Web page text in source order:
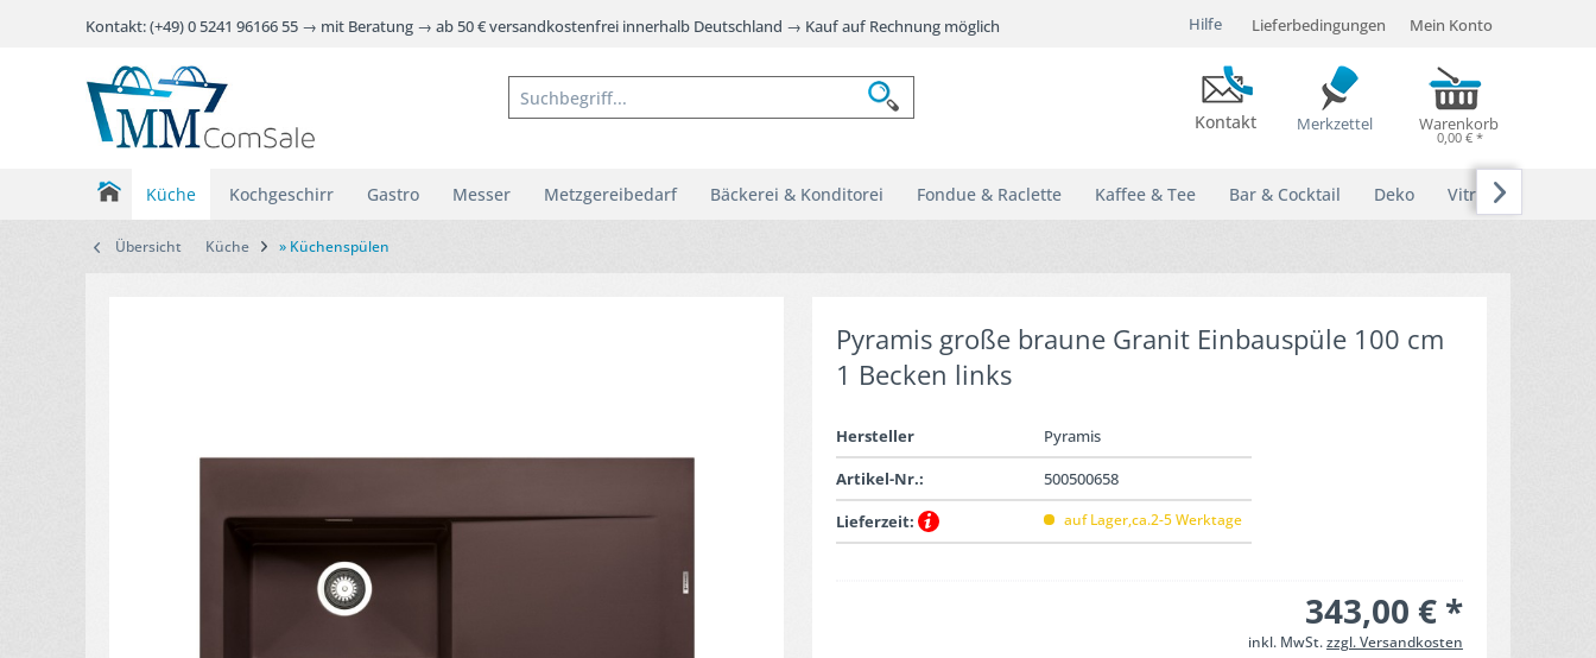
Hilfe Lieferbedingungen
Kontakt: (+49) 0 5241 96166 55 → mit Beratung → ab 50 € versandkostenfrei innerhalb Deutschland → Kauf auf Rechnung möglich
Kontakt Merkzettel
Mein Konto
Warenkorb
0,00 € *
Küche Kochgeschirr Gastro Messer Metzgereibedarf Bäckerei & Konditorei Fondue & Raclette Kaffee & Tee Bar & Cocktail Deko Vitrinen

Übersicht Küche » Küchenspülen
Pyramis große braune Granit Einbauspüle 100 cm
1 Becken links
Hersteller
Pyramis
Artikel-Nr.:
500500658
Lieferzeit:
auf Lager,ca.2-5 Werktage
343,00 € *
inkl. MwSt.zzgl. Versandkosten